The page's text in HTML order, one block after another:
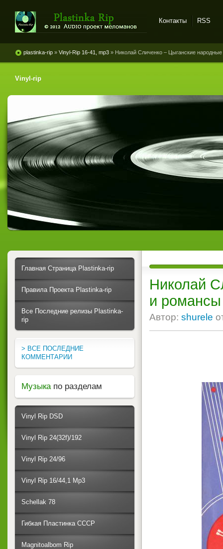
винила и магнитоальбомов
Контакты RSS
plastinka-rip » Vinyl-Rip 16-41, mp3 » Николай Сличенко ‎– Цыганские
Vinyl-rip
Николай
и романсы
Автор: shurele
Главная Страница Plastinka-rip
Правила Проекта Plastinka-rip
Все Последние релизы Plastinka-
rip
> ВСЕ ПОСЛЕДНИЕ
КОММЕНТАРИИ
Музыка по разделам
Vinyl Rip DSD
Vinyl Rip 24(32f)/192
Vinyl Rip 24/96
Vinyl Rip 16/44,1 Mp3
Schellak 78
Гибкая Пластинка СССР
Magnitoalbom Rip